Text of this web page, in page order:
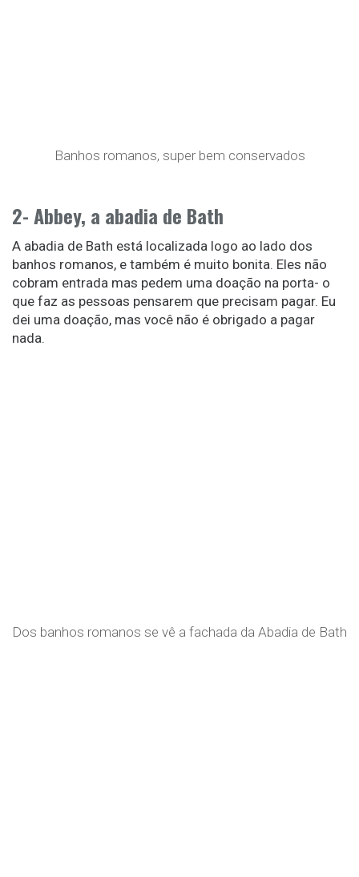
Banhos romanos, super bem conservados
2- Abbey, a abadia de Bath
A abadia de Bath está localizada logo ao lado dos
banhos romanos, e também é muito bonita. Eles não
cobram entrada mas pedem uma doação na porta- o
que faz as pessoas pensarem que precisam pagar. Eu
dei uma doação, mas você não é obrigado a pagar
nada.
Dos banhos romanos se vê a fachada da Abadia de Bath